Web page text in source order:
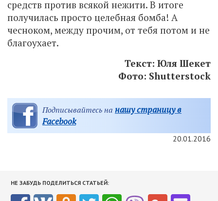
средств против всякой нежити. В итоге
получилась просто целебная бомба! А
чесноком, между прочим, от тебя потом и не
благоухает.
Текст: Юля Шекет
Фото: Shutterstock
Подписывайтесь на нашу страницу в
Facebook
20.01.2016
НЕ ЗАБУДЬ ПОДЕЛИТЬСЯ СТАТЬЕЙ: